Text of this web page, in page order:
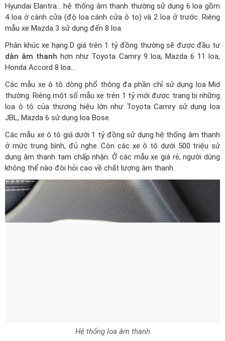
Hyundai Elantra… hệ thống âm thanh thường sử dụng 6 loa gồm
4 loa ở cánh cửa (độ loa cánh cửa ô to) và 2 loa ở trước. Riêng
mẫu xe Mazda 3 sử dụng đến 8 loa.
Phân khúc xe hạng D giá trên 1 tỷ đồng thường sẽ được đầu tư
dàn âm thanh hơn như Toyota Camry 9 loa, Mazda 6 11 loa,
Honda Accord 8 loa…
Các mẫu xe ô tô dòng phổ thông đa phần chỉ sử dụng loa Mid
thường. Riêng một số mẫu xe trên 1 tỷ mới được trang bị những
loa ô tô của thương hiệu lớn như Toyota Camry sử dụng loa
JBL, Mazda 6 sử dụng loa Bose.
Các mẫu xe ô tô giá dưới 1 tỷ đồng sử dụng hệ thống âm thanh
ở mức trung bình, đủ nghe. Còn các xe ô tô dưới 500 triệu sử
dụng âm thanh tạm chấp nhận. Ở các mẫu xe giá rẻ, người dùng
không thể nào đòi hỏi cao về chất lượng âm thanh.
Hệ thống loa âm thanh